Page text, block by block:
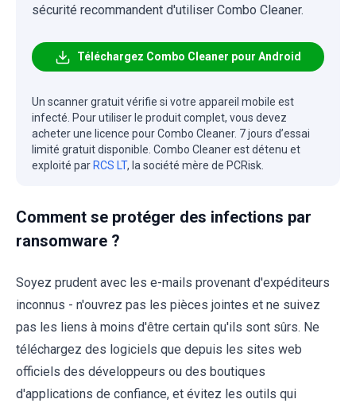
sécurité recommandent d'utiliser Combo Cleaner.
Téléchargez Combo Cleaner pour Android
Un scanner gratuit vérifie si votre appareil mobile est
infecté. Pour utiliser le produit complet, vous devez
acheter une licence pour Combo Cleaner. 7 jours d’essai
limité gratuit disponible. Combo Cleaner est détenu et
exploité par RCS LT, la société mère de PCRisk.
Comment se protéger des infections par
ransomware ?
Soyez prudent avec les e-mails provenant d'expéditeurs
inconnus - n'ouvrez pas les pièces jointes et ne suivez
pas les liens à moins d'être certain qu'ils sont sûrs. Ne
téléchargez des logiciels que depuis les sites web
officiels des développeurs ou des boutiques
d'applications de confiance, et évitez les outils qui